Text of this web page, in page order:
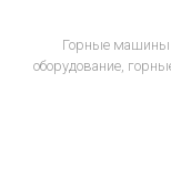
Горные
оборудование,